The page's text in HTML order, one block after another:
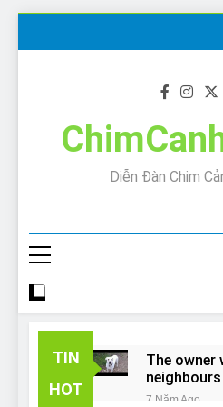
Diễn Đàn Chim
TIN
HOT
The owner
away!
7 Năm Ago